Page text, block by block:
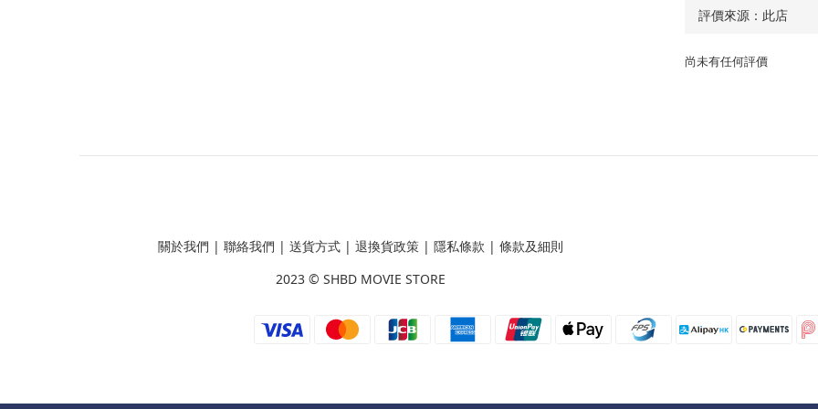
尚未有任何評價
關於我們 | 聯絡我們 | 送貨方式| 退換貨政策| 隱私條款 | 條款及細則
2023 © SHBD MOVIE STORE